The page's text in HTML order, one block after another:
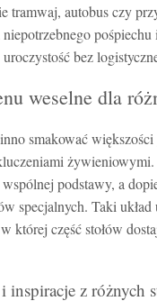
tramwaj, autobus czy
bez
weselne dla
smakować
podstawy, a
specjalnych. Taki układ
której część stołów
inspiracje z różnych